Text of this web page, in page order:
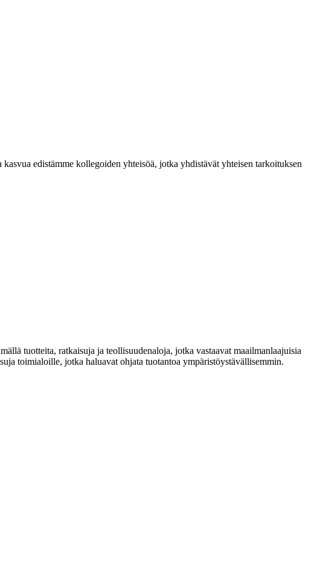
edistämme kollegoiden yhteisöä, jotka yhdistävät yhteisen tarkoituksen
tuotteita, ratkaisuja ja teollisuudenaloja, jotka vastaavat maailmanlaajuisia
toimialoille, jotka haluavat ohjata tuotantoa ympäristöystävällisemmin.